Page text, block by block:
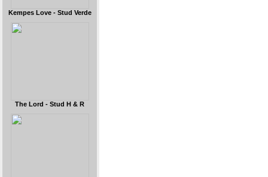
Kempes Love - Stud Verde
The Lord - Stud H & R